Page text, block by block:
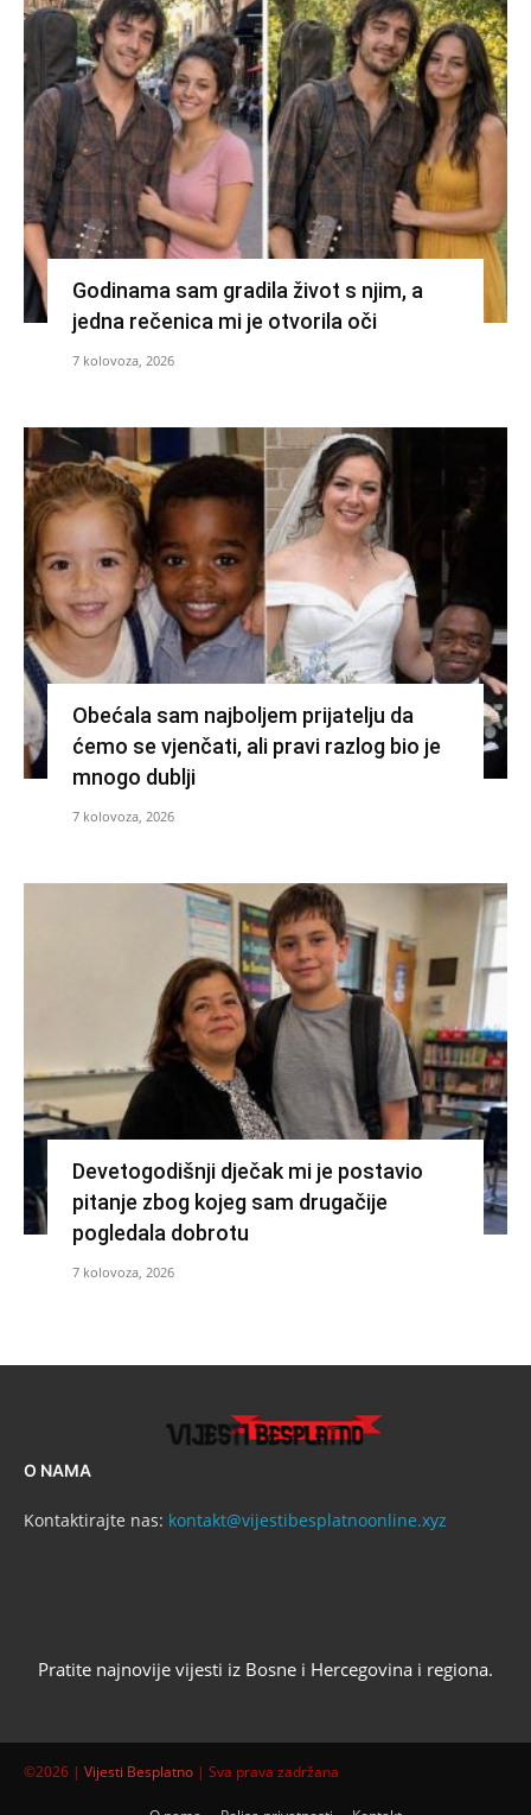
Godinama sam gradila život s njim, a
jedna rečenica mi je otvorila oči
7 kolovoza, 2026
Obećala sam najboljem prijatelju da
ćemo se vjenčati, ali pravi razlog bio je
mnogo dublji
7 kolovoza, 2026
Devetogodišnji dječak mi je postavio
pitanje zbog kojeg sam drugačije
pogledala dobrotu
7 kolovoza, 2026
O NAMA
Kontaktirajte nas: kontakt@vijestibesplatnoonline.xyz
Pratite najnovije vijesti iz Bosne i Hercegovina i regiona.
©2026 | Vijesti Besplatno | Sva prava zadržana